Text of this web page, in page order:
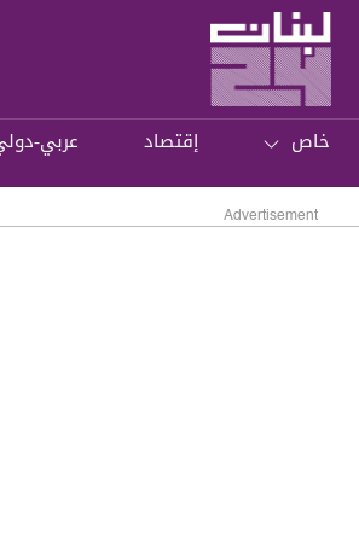
خاص إقتصاد عربي-
Advertisement